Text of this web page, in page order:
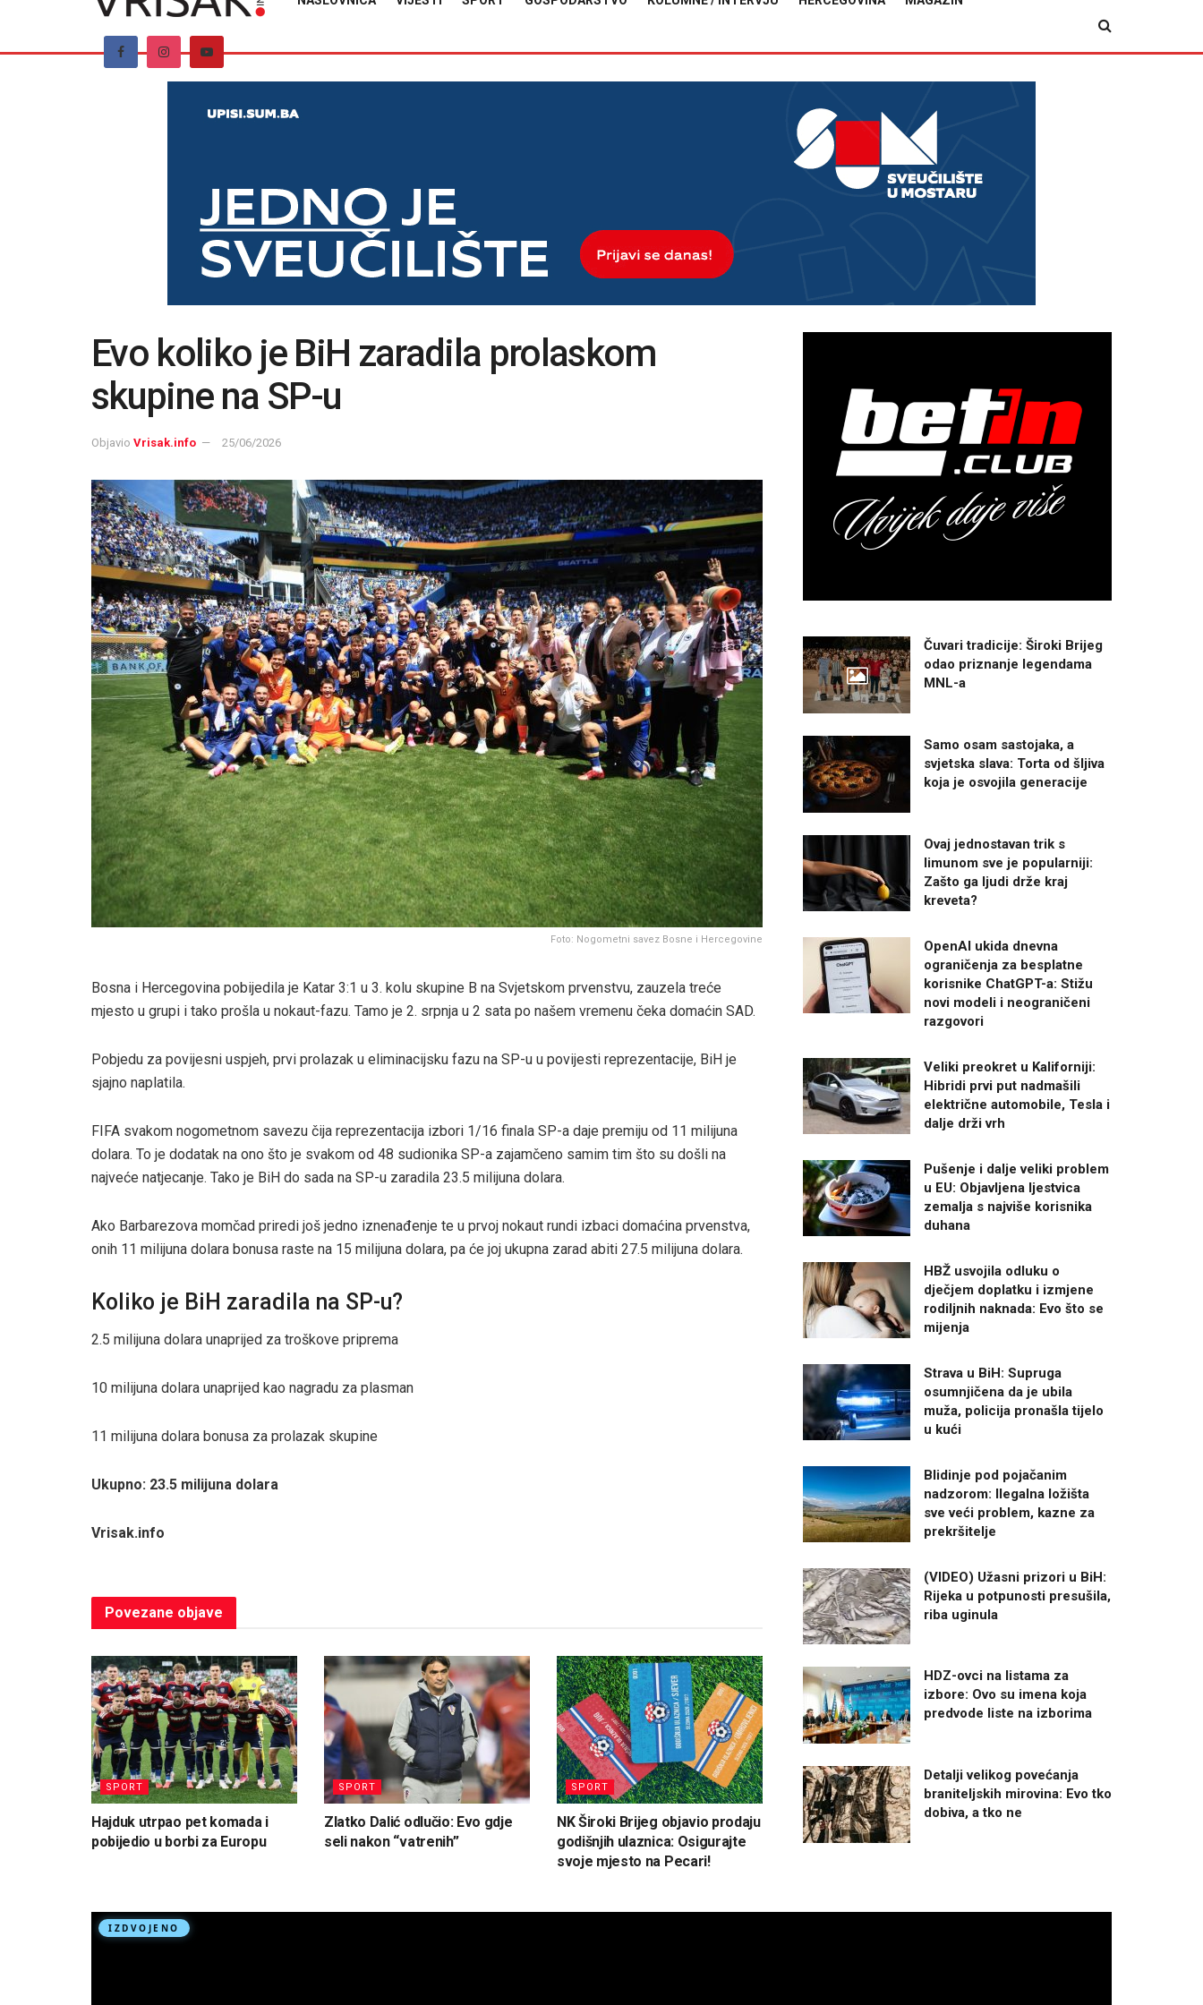
Evo koliko je BiH zaradila prolaskom
skupine na SP-u
Objavio Vrisak.info 25/06/2026
Foto: Nogometni savez Bosne i Hercegovine
Bosna i Hercegovina pobijedila je Katar 3:1 u 3. kolu skupine B na Svjetskom prvenstvu, zauzela treće
mjesto u grupi i tako prošla u nokaut-fazu. Tamo je 2. srpnja u 2 sata po našem vremenu čeka domaćin SAD.
Pobjedu za povijesni uspjeh, prvi prolazak u eliminacijsku fazu na SP-u u povijesti reprezentacije, BiH je
sjajno naplatila.
FIFA svakom nogometnom savezu čija reprezentacija izbori 1/16 finala SP-a daje premiju od 11 milijuna
dolara. To je dodatak na ono što je svakom od 48 sudionika SP-a zajamčeno samim tim što su došli na
najveće natjecanje. Tako je BiH do sada na SP-u zaradila 23.5 milijuna dolara.
Ako Barbarezova momčad priredi još jedno iznenađenje te u prvoj nokaut rundi izbaci domaćina prvenstva,
onih 11 milijuna dolara bonusa raste na 15 milijuna dolara, pa će joj ukupna zarad abiti 27.5 milijuna dolara.
Koliko je BiH zaradila na SP-u?
2.5 milijuna dolara unaprijed za troškove priprema
10 milijuna dolara unaprijed kao nagradu za plasman
11 milijuna dolara bonusa za prolazak skupine
Ukupno: 23.5 milijuna dolara
Vrisak.info
Povezane objave
SPORT
Hajduk utrpao pet komada i
pobijedio u borbi za Europu
SPORT
Zlatko Dalić odlučio: Evo gdje
seli nakon “vatrenih”
SPORT
NK Široki Brijeg objavio prodaju
godišnjih ulaznica: Osigurajte
svoje mjesto na Pecari!
Čuvari tradicije: Široki Brijeg
odao priznanje legendama
MNL-a
Samo osam sastojaka, a
svjetska slava: Torta od šljiva
koja je osvojila generacije
Ovaj jednostavan trik s
limunom sve je popularniji:
Zašto ga ljudi drže kraj
kreveta?
OpenAI ukida dnevna
ograničenja za besplatne
korisnike ChatGPT-a: Stižu
novi modeli i neograničeni
razgovori
Veliki preokret u Kaliforniji:
Hibridi prvi put nadmašili
električne automobile, Tesla i
dalje drži vrh
Pušenje i dalje veliki problem
u EU: Objavljena ljestvica
zemalja s najviše korisnika
duhana
HBŽ usvojila odluku o
dječjem doplatku i izmjene
rodiljnih naknada: Evo što se
mijenja
Strava u BiH: Supruga
osumnjičena da je ubila
muža, policija pronašla tijelo
u kući
Blidinje pod pojačanim
nadzorom: Ilegalna ložišta
sve veći problem, kazne za
prekršitelje
(VIDEO) Užasni prizori u BiH:
Rijeka u potpunosti presušila,
riba uginula
HDZ-ovci na listama za
izbore: Ovo su imena koja
predvode liste na izborima
Detalji velikog povećanja
braniteljskih mirovina: Evo tko
dobiva, a tko ne